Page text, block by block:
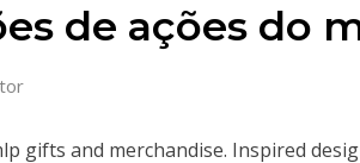
de ações do
gifts and merchandise. Inspired